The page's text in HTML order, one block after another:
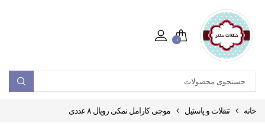
۰
خانه تنقلات و پاستیل موچی کارامل نمکی رویال ۸ عددی